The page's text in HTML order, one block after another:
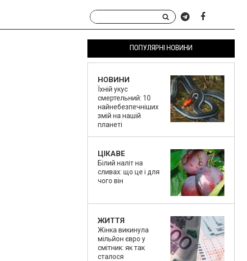
ПОПУЛЯРНІ НОВИНИ
НОВИНИ
Їхній укус
смертельний: 10
найнебезпечніших
змій на нашій
планеті
ЦІКАВЕ
Білий наліт на
сливах: що це і для
чого він
ЖИТТЯ
Жінка викинула
мільйон євро у
смітник: як так
сталося